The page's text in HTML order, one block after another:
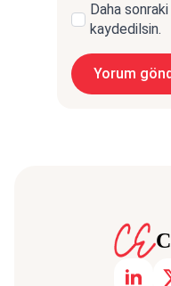
Daha
kaydedilsin.